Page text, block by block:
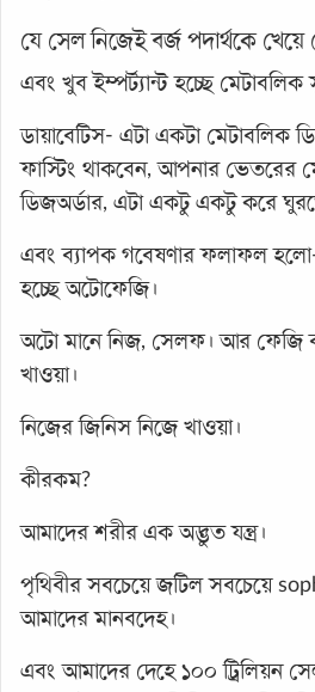
যে সেল নিজেই বর্জ পদার্থকে
এবং খুব ইম্পর্ট্যান্ট হচ্ছে মেটাবলিক
ডায়াবেটিস- এটা একটা মেটাবলিক
ফাস্টিং থাকবেন, আপনার ভেতরের
ডিজঅর্ডার, এটা একটু একটু করে
এবং ব্যাপক গবেষণার ফলাফল
হচ্ছে অটোফেজি।
অটো মানে নিজ, সেলফ। আর ফেজি
খাওয়া।
নিজের জিনিস নিজে খাওয়া।
কীরকম?
আমাদের শরীর এক অদ্ভুত যন্ত্র।
পৃথিবীর সবচেয়ে জটিল সবচেয়ে
আমাদের মানবদেহ।
এবং আমাদের দেহে ১০০ ট্রিলিয়ন